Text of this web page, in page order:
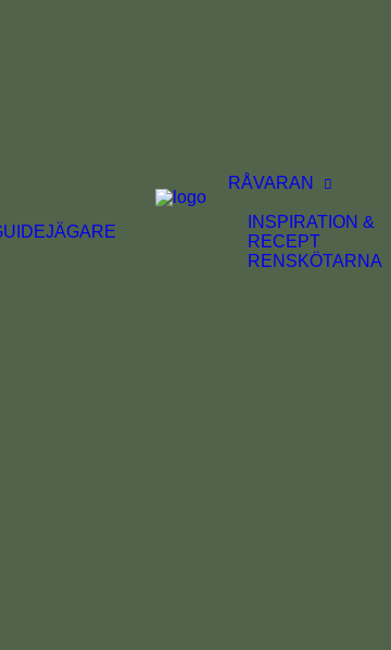
JÄGARE
RÅVARAN
INSPIRATION &
RECEPT
RENSKÖTARNA